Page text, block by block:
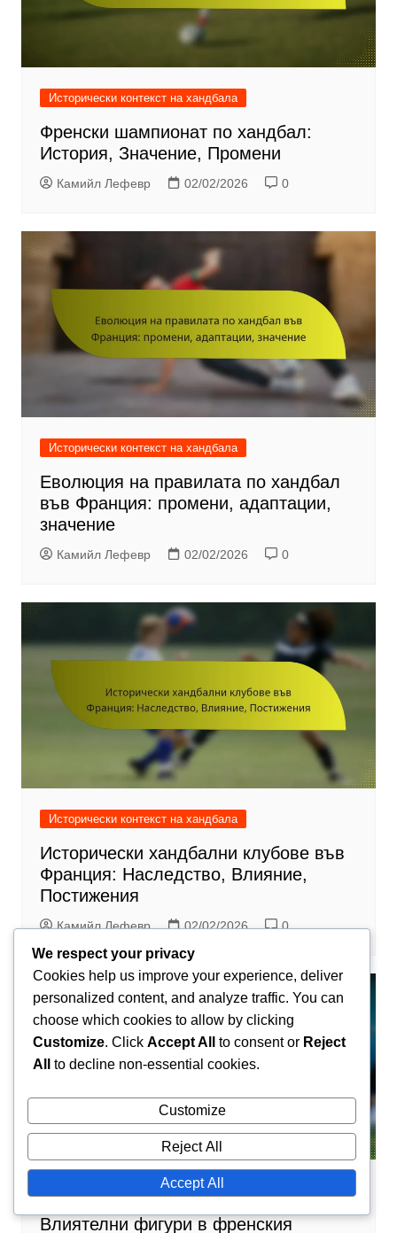
Исторически контекст на хандбала
Френски шампионат по хандбал:
История, Значение, Промени
Камийл Лефевр 02/02/2026 0
Исторически контекст на хандбала
Еволюция на правилата по хандбал
във Франция: промени, адаптации,
значение
Камийл Лефевр 02/02/2026 0
Исторически контекст на хандбала
Исторически хандбални клубове във
Франция: Наследство, Влияние,
Постижения
Камийл Лефевр 02/02/2026 0
Исторически контекст на хандбала
Влиятелни фигури в френския
We respect your privacy
Cookies help us improve your experience, deliver
personalized content, and analyze traffic. You can
choose which cookies to allow by clicking
Customize. Click Accept All to consent or Reject
All
to decline non-essential cookies.
Customize
Reject All
Accept All